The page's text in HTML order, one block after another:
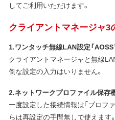
してご利用いただけます。
クライアントマネージャ3
1.ワンタッチ無線LAN設定「
クライアントマネージャと無線
倒な設定の入力はいりません。
2.ネットワークプロファイル保存
一度設定した接続情報は「プロフ
らは再設定の手間無しで使えます